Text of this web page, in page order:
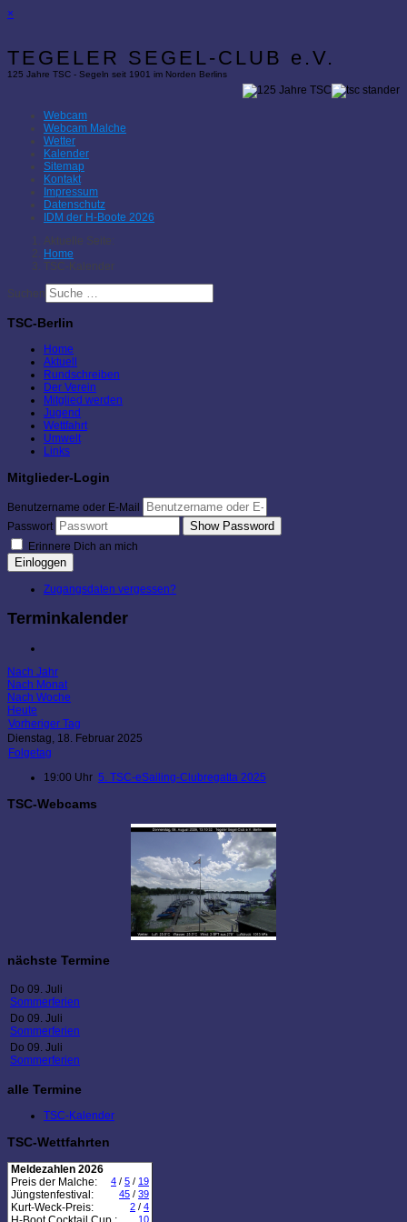
×
TEGELER SEGEL-CLUB e.V.
125 Jahre TSC - Segeln seit 1901 im Norden Berlins
Webcam
Webcam Malche
Wetter
Kalender
Sitemap
Kontakt
Impressum
Datenschutz
IDM der H-Boote 2026
Aktuelle Seite:
Home
TSC-Kalender
Suchen
TSC-Berlin
Home
Aktuell
Rundschreiben
Der Verein
Mitglied werden
Jugend
Wettfahrt
Umwelt
Links
Mitglieder-Login
Benutzername oder E-Mail
Passwort
Show Password
Erinnere Dich an mich
Einloggen
Zugangsdaten vergessen?
Terminkalender
Nach Jahr
Nach Monat
Nach Woche
Heute
Vorheriger Tag
Dienstag, 18. Februar 2025
Folgetag
19:00 Uhr 5. TSC-eSailing-Clubregatta 2025
TSC-Webcams
nächste Termine
Do 09. Juli
Sommerferien
Do 09. Juli
Sommerferien
Do 09. Juli
Sommerferien
alle Termine
TSC-Kalender
TSC-Wettfahrten
Meldezahlen 2026
Preis der Malche:
4 / 5 / 19
Jüngstenfestival: 45 / 39
Kurt-Weck-Preis: 2 / 4
10